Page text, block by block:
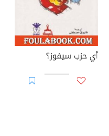
أي حزب سيفوز؟